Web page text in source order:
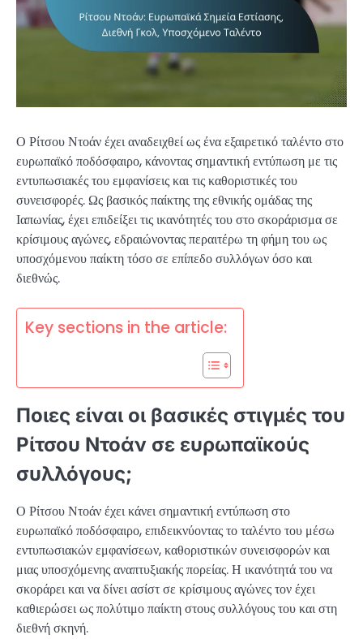
Ο Ρίτσου Ντοάν έχει αναδειχθεί ως ένα εξαιρετικό ταλέντο στο
ευρωπαϊκό ποδόσφαιρο, κάνοντας σημαντική εντύπωση με τις
εντυπωσιακές του εμφανίσεις και τις καθοριστικές του
συνεισφορές. Ως βασικός παίκτης της εθνικής ομάδας της
Ιαπωνίας, έχει επιδείξει τις ικανότητές του στο σκοράρισμα σε
κρίσιμους αγώνες, εδραιώνοντας περαιτέρω τη φήμη του ως
υποσχόμενου παίκτη τόσο σε επίπεδο συλλόγων όσο και
διεθνώς.
Key sections in the article:
Ποιες είναι οι βασικές στιγμές του
Ρίτσου Ντοάν σε ευρωπαϊκούς
συλλόγους;
Ο Ρίτσου Ντοάν έχει κάνει σημαντική εντύπωση στο
ευρωπαϊκό ποδόσφαιρο, επιδεικνύοντας το ταλέντο του μέσω
εντυπωσιακών εμφανίσεων, καθοριστικών συνεισφορών και
μιας υποσχόμενης αναπτυξιακής πορείας. Η ικανότητά του να
σκοράρει και να δίνει ασίστ σε κρίσιμους αγώνες τον έχει
καθιερώσει ως πολύτιμο παίκτη στους συλλόγους του και στη
διεθνή σκηνή.